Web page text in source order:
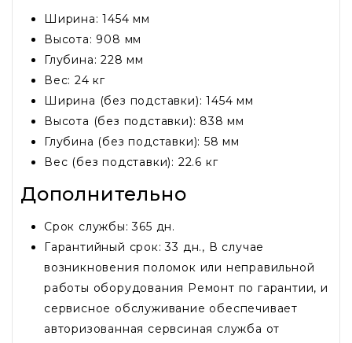
Ширина: 1454 мм
Высота: 908 мм
Глубина: 228 мм
Вес: 24 кг
Ширина (без подставки): 1454 мм
Высота (без подставки): 838 мм
Глубина (без подставки): 58 мм
Вес (без подставки): 22.6 кг
Дополнительно
Срок службы: 365 дн.
Гарантийный срок: 33 дн., В случае
возникновения поломок или неправильной
работы оборудования Ремонт по гарантии, и
сервисное обслуживание обеспечивает
авторизованная сервсиная служба от